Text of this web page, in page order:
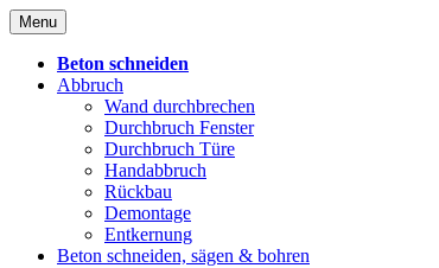
Skip
to
content
Menu
Beton schneiden
Abbruch
Wand durchbrechen
Durchbruch Fenster
Durchbruch Türe
Handabbruch
Rückbau
Demontage
Entkernung
Beton schneiden, sägen & bohren